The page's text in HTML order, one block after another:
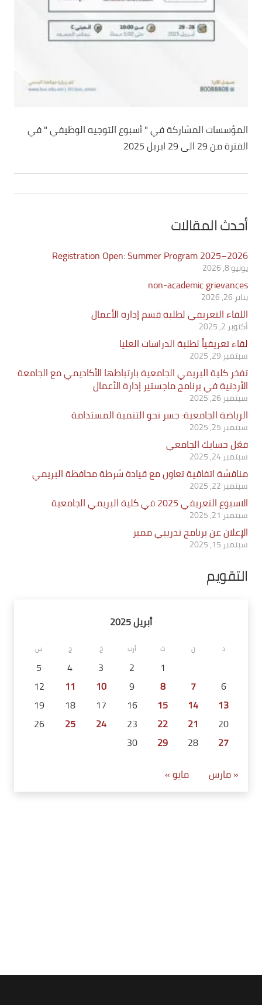
المؤسسات المشاركة في " أسبوع التوجيه الوظيفي " في
الفترة من 29 الى 29 ابريل 2025
أحدث المقالات
Registration Open: Summer Program 2025–2026
يونيو 8, 2026
non-academic grievances
يناير 26, 2026
اللقاء التعريفي لطلبة قسم إدارة الأعمال
أكتوبر 2, 2025
لقاء تعريفياً لطلبة الدراسات العليا
سبتمبر 29, 2025
تفخر كلية البريمي الجامعية بارتباطها الأكاديمي مع الجامعة
الأردنية في برنامج ماجستير إدارة الأعمال
سبتمبر 26, 2025
الرياضة الجامعية: جسر نحو التنمية المستدامة
سبتمبر 25, 2025
فعّل حسابك الجامعي
سبتمبر 24, 2025
مناقشة اتفاقية تعاون مع قيادة شرطة محافظة البريمي
سبتمبر 22, 2025
الاسبوع التعريفي 2025 في كلية البريمي الجامعية
سبتمبر 21, 2025
الإعلان عن برنامج تدريبي مميز
سبتمبر 15, 2025
التقويم
أبريل 2025
د ن ث أرب خ ج س
1
2
3
4
5
6
7
8
9
10
11
12
13
14
15
16
17
18
19
20
21
22
23
24
25
26
27
28
29
30
« مارس
مايو »